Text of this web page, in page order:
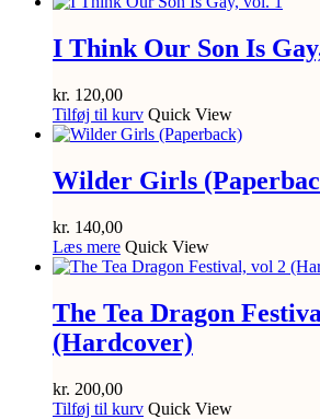
I Think Our Son Is
kr. 120,00
Tilføj til kurv Quick View
Wilder Girls
kr. 140,00
Læs mere Quick View
The Tea Dragon
(Hardcover)
kr. 200,00
Tilføj til kurv Quick View